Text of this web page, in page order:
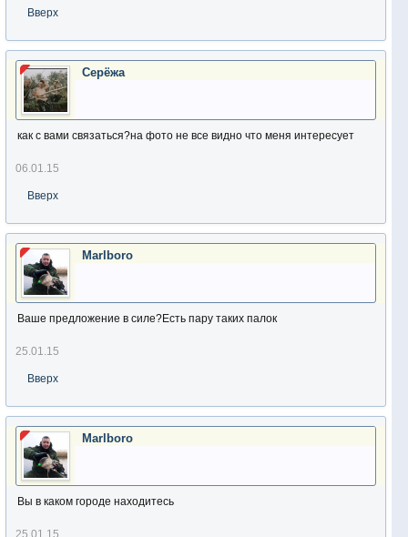
Вверх
Серёжа
как с вами связаться?на фото не все видно что меня интересует
06.01.15
Вверх
Marlboro
Ваше предложение в силе?Есть пару таких палок
25.01.15
Вверх
Marlboro
Вы в каком городе находитесь
25.01.15